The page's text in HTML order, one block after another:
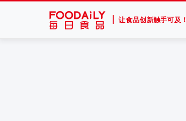
让食品创新触手可及！